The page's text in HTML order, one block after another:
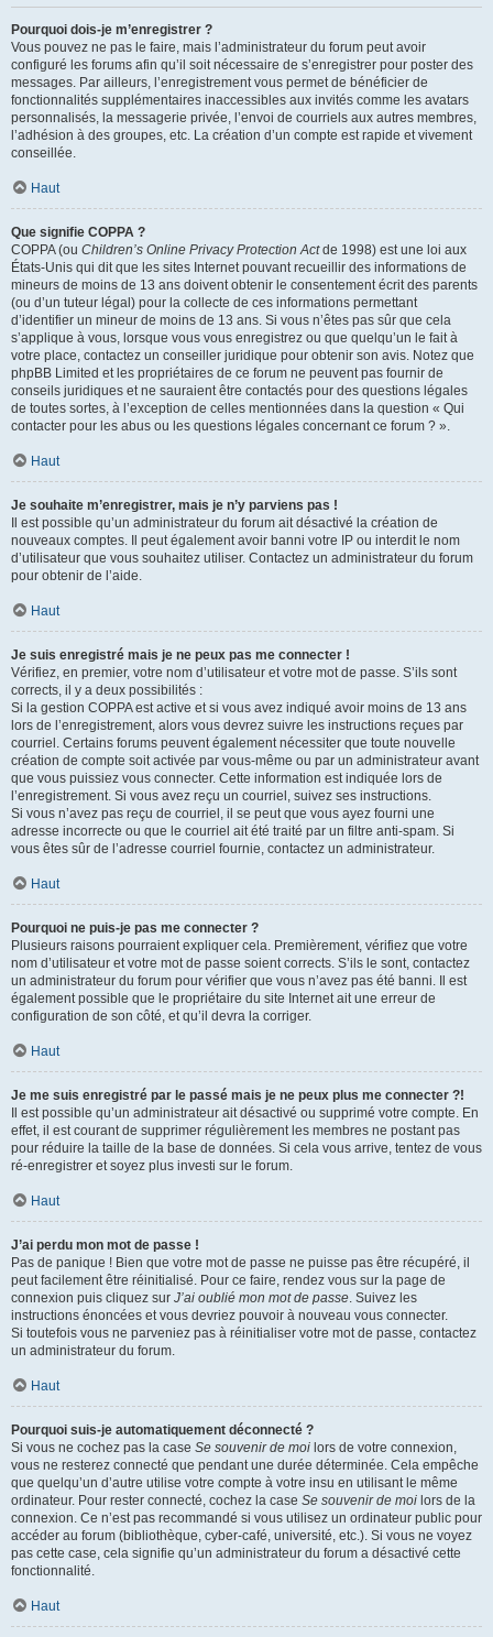
Pourquoi dois-je m’enregistrer ?
Vous pouvez ne pas le faire, mais l’administrateur du forum peut avoir
configuré les forums afin qu’il soit nécessaire de s’enregistrer pour poster des
messages. Par ailleurs, l’enregistrement vous permet de bénéficier de
fonctionnalités supplémentaires inaccessibles aux invités comme les avatars
personnalisés, la messagerie privée, l’envoi de courriels aux autres membres,
l’adhésion à des groupes, etc. La création d’un compte est rapide et vivement
conseillée.
Haut
Que signifie COPPA ?
COPPA (ou Children’s Online Privacy Protection Actde 1998) est une loi aux
États-Unis qui dit que les sites Internet pouvant recueillir des informations de
mineurs de moins de 13 ans doivent obtenir le consentement écrit des parents
(ou d’un tuteur légal) pour la collecte de ces informations permettant
d’identifier un mineur de moins de 13 ans. Si vous n’êtes pas sûr que cela
s’applique à vous, lorsque vous vous enregistrez ou que quelqu’un le fait à
votre place, contactez un conseiller juridique pour obtenir son avis. Notez que
phpBB Limited et les propriétaires de ce forum ne peuvent pas fournir de
conseils juridiques et ne sauraient être contactés pour des questions légales
de toutes sortes, à l’exception de celles mentionnées dans la question « Qui
contacter pour les abus ou les questions légales concernant ce forum ? ».
Haut
Je souhaite m’enregistrer, mais je n’y parviens pas !
Il est possible qu’un administrateur du forum ait désactivé la création de
nouveaux comptes. Il peut également avoir banni votre IP ou interdit le nom
d’utilisateur que vous souhaitez utiliser. Contactez un administrateur du forum
pour obtenir de l’aide.
Haut
Je suis enregistré mais je ne peux pas me connecter !
Vérifiez, en premier, votre nom d’utilisateur et votre mot de passe. S’ils sont
corrects, il y a deux possibilités :
Si la gestion COPPA est active et si vous avez indiqué avoir moins de 13 ans
lors de l’enregistrement, alors vous devrez suivre les instructions reçues par
courriel. Certains forums peuvent également nécessiter que toute nouvelle
création de compte soit activée par vous-même ou par un administrateur avant
que vous puissiez vous connecter. Cette information est indiquée lors de
l’enregistrement. Si vous avez reçu un courriel, suivez ses instructions.
Si vous n’avez pas reçu de courriel, il se peut que vous ayez fourni une
adresse incorrecte ou que le courriel ait été traité par un filtre anti-spam. Si
vous êtes sûr de l’adresse courriel fournie, contactez un administrateur.
Haut
Pourquoi ne puis-je pas me connecter ?
Plusieurs raisons pourraient expliquer cela. Premièrement, vérifiez que votre
nom d’utilisateur et votre mot de passe soient corrects. S’ils le sont, contactez
un administrateur du forum pour vérifier que vous n’avez pas été banni. Il est
également possible que le propriétaire du site Internet ait une erreur de
configuration de son côté, et qu’il devra la corriger.
Haut
Je me suis enregistré par le passé mais je ne peux plus me connecter ?!
Il est possible qu’un administrateur ait désactivé ou supprimé votre compte. En
effet, il est courant de supprimer régulièrement les membres ne postant pas
pour réduire la taille de la base de données. Si cela vous arrive, tentez de vous
ré-enregistrer et soyez plus investi sur le forum.
Haut
J’ai perdu mon mot de passe !
Pas de panique ! Bien que votre mot de passe ne puisse pas être récupéré, il
peut facilement être réinitialisé. Pour ce faire, rendez vous sur la page de
connexion puis cliquez sur J’ai oublié mon mot de passe. Suivez les
instructions énoncées et vous devriez pouvoir à nouveau vous connecter.
Si toutefois vous ne parveniez pas à réinitialiser votre mot de passe, contactez
un administrateur du forum.
Haut
Pourquoi suis-je automatiquement déconnecté ?
Si vous ne cochez pas la case Se souvenir de moi lors de votre connexion,
vous ne resterez connecté que pendant une durée déterminée. Cela empêche
que quelqu’un d’autre utilise votre compte à votre insu en utilisant le même
ordinateur. Pour rester connecté, cochez la case Se souvenir de moi lors de la
connexion. Ce n’est pas recommandé si vous utilisez un ordinateur public pour
accéder au forum (bibliothèque, cyber-café, université, etc.). Si vous ne voyez
pas cette case, cela signifie qu’un administrateur du forum a désactivé cette
fonctionnalité.
Haut